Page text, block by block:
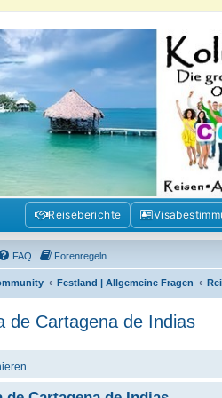
- Das grosse
Kultur, Politik, Geschichte und Visum in
Reiseberichte
FAQ Forenregeln
Festland | Allgemeine Fragen
de Cartagena de Indias